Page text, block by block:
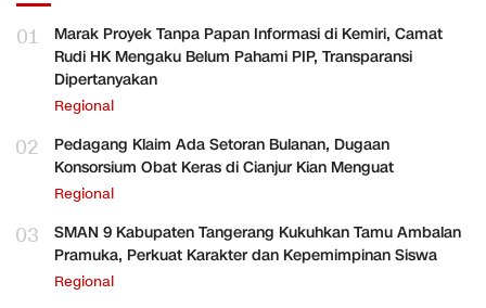
01
Marak Proyek Tanpa Papan Informasi di Kemiri, Camat
Rudi HK Mengaku Belum Pahami PIP, Transparansi
Dipertanyakan
Regional
02
Pedagang Klaim Ada Setoran Bulanan, Dugaan
Konsorsium Obat Keras di Cianjur Kian Menguat
Regional
03
SMAN 9 Kabupaten Tangerang Kukuhkan Tamu Ambalan
Pramuka, Perkuat Karakter dan Kepemimpinan Siswa
Regional